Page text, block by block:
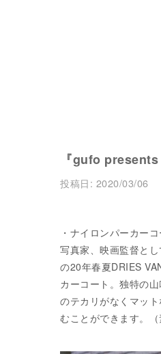
『gufo
投稿日: 2020/03/06
・ナイロンパーカー
写真家、映画監督と
の20年春夏DRIES
カーコート。独特の
のテカリがなくマッ
むことができます。